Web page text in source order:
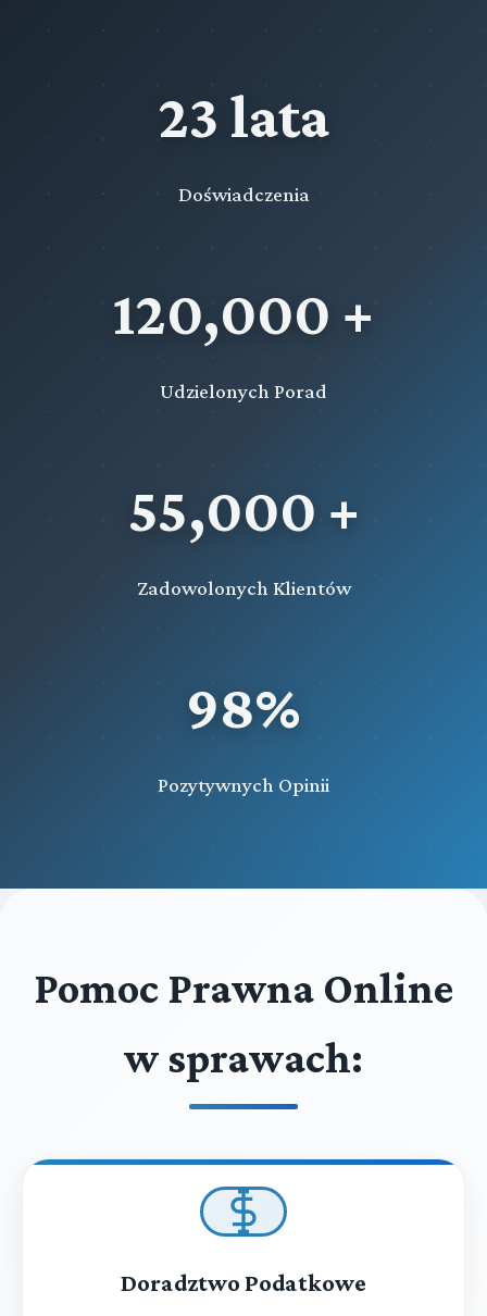
23 lata
Doświadczenia
120,000 +
Udzielonych Porad
55,000 +
Zadowolonych Klientów
98%
Pozytywnych Opinii
Pomoc Prawna Online
w sprawach:
Doradztwo Podatkowe